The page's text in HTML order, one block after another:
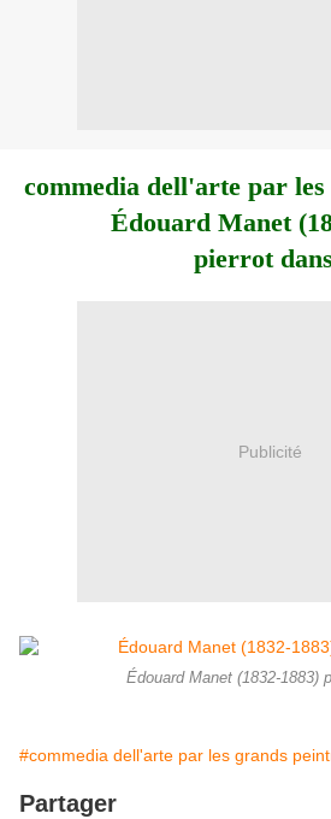
commedia dell'arte par
Édouard Manet
pierrot
Publicité
Édouard Manet (1832-1883)
#commedia dell'arte par les grands
Partager